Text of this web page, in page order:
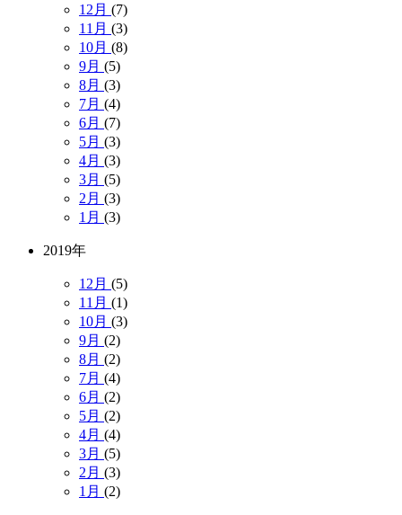
12月 (7)
11月 (3)
10月 (8)
9月 (5)
8月 (3)
7月 (4)
6月 (7)
5月 (3)
4月 (3)
3月 (5)
2月 (3)
1月 (3)
2019年
12月 (5)
11月 (1)
10月 (3)
9月 (2)
8月 (2)
7月 (4)
6月 (2)
5月 (2)
4月 (4)
3月 (5)
2月 (3)
1月 (2)